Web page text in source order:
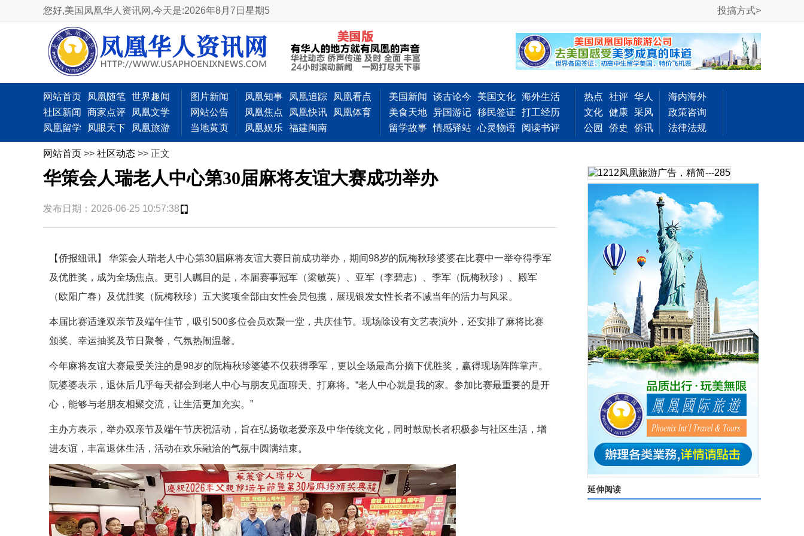
您好,美国凤凰华人资讯网,今天是:2026年8月7日星期5 投搞方式>
网站首页 凤凰随笔 世界趣闻
社区新闻
商家点评
凤凰文学
凤凰留学
凤眼天下 凤凰旅游
图片新闻
网站公告
当地黄页
凤凰知事 凤凰追踪
凤凰看点
凤凰焦点
凤凰快讯
凤凰体育
凤凰娱乐 福建闽南
美国新闻 谈古论今 美国文化 海外生活
美食天地 异国游记 移民签证
打工经历
留学故事 情感驿站 心灵物语 阅读书评
热点 社评 华人
文化 健康 采风
公园
侨史 侨讯
海内海外
政策咨询
法律法规
网站首页 >> 社区动态 >> 正文
华策会人瑞老人中心第30届麻将友谊大赛成功举办
发布日期：2026-06-25 10:57:38
【侨报纽讯】 华策会人瑞老人中心第30届麻将友谊大赛日前成功举办，期间98岁的阮梅秋珍婆婆在比赛中一举夺得季军
及优胜奖，成为全场焦点。更引人瞩目的是，本届赛事冠军（梁敏英）、亚军（李碧志）、季军（阮梅秋珍）、殿军
（欧阳广春）及优胜奖（阮梅秋珍）五大奖项全部由女性会员包揽，展现银发女性长者不减当年的活力与风采。
本届比赛适逢双亲节及端午佳节，吸引500多位会员欢聚一堂，共庆佳节。现场除设有文艺表演外，还安排了麻将比赛
颁奖、幸运抽奖及节日聚餐，气氛热闹温馨。
今年麻将友谊大赛最受关注的是98岁的阮梅秋珍婆婆不仅获得季军，更以全场最高分摘下优胜奖，赢得现场阵阵掌声。
阮婆婆表示，退休后几乎每天都会到老人中心与朋友见面聊天、打麻将。“老人中心就是我的家。参加比赛最重要的是开
心，能够与老朋友相聚交流，让生活更加充实。”
主办方表示，举办双亲节及端午节庆祝活动，旨在弘扬敬老爱亲及中华传统文化，同时鼓励长者积极参与社区生活，增
进友谊，丰富退休生活，活动在欢乐融洽的气氛中圆满结束。
延伸阅读